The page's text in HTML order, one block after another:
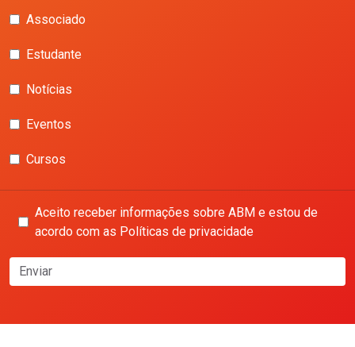
Associado
Estudante
Notícias
Eventos
Cursos
Aceito receber informações sobre ABM e estou de
acordo com as Políticas de privacidade
Enviar